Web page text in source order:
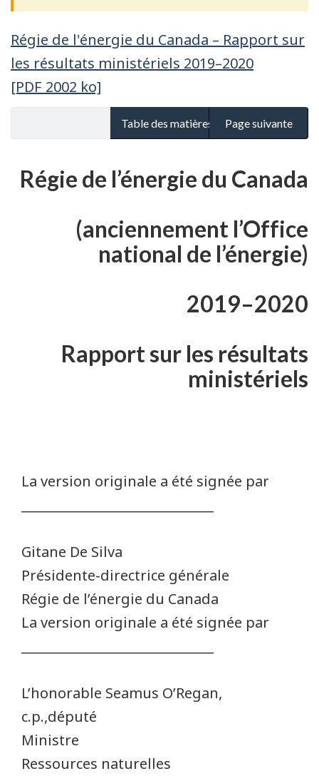
Régie de l'énergie du Canada – Rapport sur
les résultats ministériels 2019–2020
[PDF 2002 ko]
Table des matières Page suivante
Régie de l’énergie du Canada
(anciennement l’Office
national de l’énergie)
2019–2020
Rapport sur les résultats
ministériels
La version originale a été signée par
Gitane De Silva
Présidente-directrice générale
Régie de l’énergie du Canada
La version originale a été signée par
L’honorable Seamus O’Regan,
c.p.,député
Ministre
Ressources naturelles